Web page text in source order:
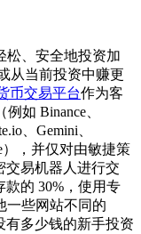
松、安全地投资加
从当前投资中赚更
币交易平台作为客
如 Binance、
、Gemini、
），并仅对由敏捷策
交易机器人进行交
的 30%，使用专
一些网站不同的
有多少钱的新手投资